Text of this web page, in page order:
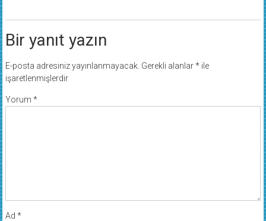
Bir yanıt yazın
E-posta adresiniz yayınlanmayacak. Gerekli alanlar*ile
işaretlenmişlerdir
Yorum *
Ad *